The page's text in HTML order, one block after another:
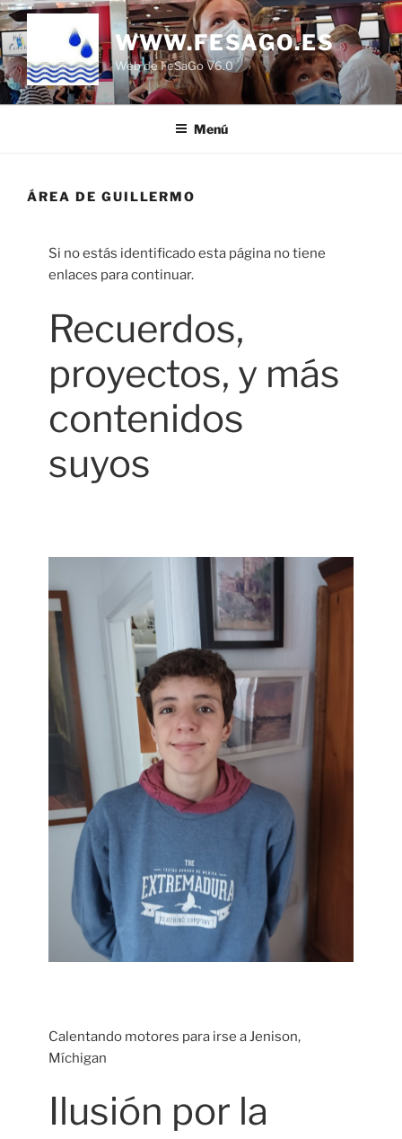
Saltar
al
contenido
WWW.FESAGO.ES
Web de FeSaGo V6.0
Menú
ÁREA DE GUILLERMO
Si no estás identificado esta página no tiene
enlaces para continuar.
Recuerdos,
proyectos, y más
contenidos
suyos
Calentando motores para irse a Jenison,
Míchigan
Ilusión por la